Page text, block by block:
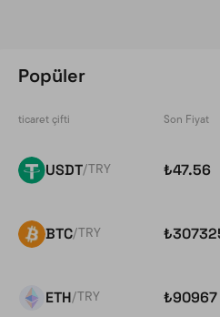
Popüler
ticaret çifti Son Fiyat
USDT/TRY ₺47.56
BTC/TRY ₺
ETH/TRY ₺90967